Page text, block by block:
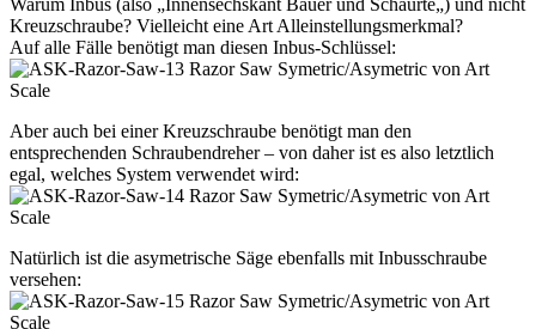
Warum Inbus (also „Innensechskant Bauer und Schaurte„) und nicht
Kreuzschraube? Vielleicht eine Art Alleinstellungsmerkmal?
Auf alle Fälle benötigt man diesen Inbus-Schlüssel:
Aber auch bei einer Kreuzschraube benötigt man den
entsprechenden Schraubendreher – von daher ist es also letztlich
egal, welches System verwendet wird:
Natürlich ist die asymetrische Säge ebenfalls mit Inbusschraube
versehen: